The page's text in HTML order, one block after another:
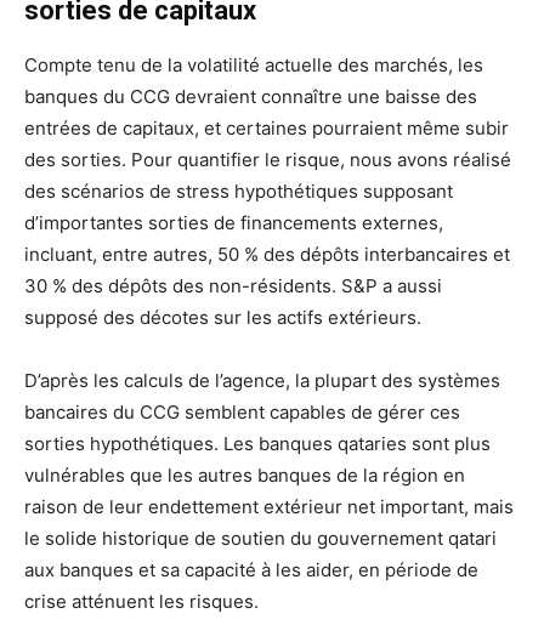
sorties de capitaux
Compte tenu de la volatilité actuelle des marchés, les
banques du CCG devraient connaître une baisse des
entrées de capitaux, et certaines pourraient même subir
des sorties. Pour quantifier le risque, nous avons réalisé
des scénarios de stress hypothétiques supposant
d’importantes sorties de financements externes,
incluant, entre autres, 50 % des dépôts interbancaires et
30 % des dépôts des non-résidents. S&P a aussi
supposé des décotes sur les actifs extérieurs.
D’après les calculs de l’agence, la plupart des systèmes
bancaires du CCG semblent capables de gérer ces
sorties hypothétiques. Les banques qataries sont plus
vulnérables que les autres banques de la région en
raison de leur endettement extérieur net important, mais
le solide historique de soutien du gouvernement qatari
aux banques et sa capacité à les aider, en période de
crise atténuent les risques.